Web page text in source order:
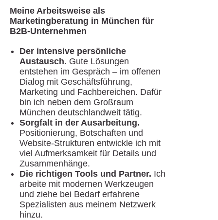
Meine Arbeitsweise als
Marketingberatung in München für
B2B-Unternehmen
Der intensive persönliche
Austausch. Gute Lösungen
entstehen im Gespräch – im offenen
Dialog mit Geschäftsführung,
Marketing und Fachbereichen. Dafür
bin ich neben dem Großraum
München deutschlandweit tätig.
Sorgfalt in der Ausarbeitung.
Positionierung, Botschaften und
Website-Strukturen entwickle ich mit
viel Aufmerksamkeit für Details und
Zusammenhänge.
Die richtigen Tools und Partner. Ich
arbeite mit modernen Werkzeugen
und ziehe bei Bedarf erfahrene
Spezialisten aus meinem Netzwerk
hinzu.